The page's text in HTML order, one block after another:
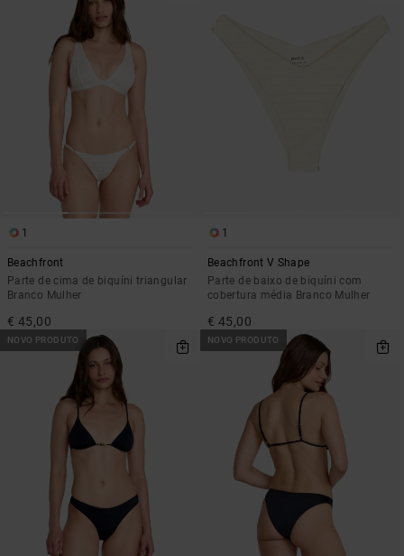
1
Beachfront
Parte de cima de biquíni triangular
Branco Mulher
€ 45,00
1
Beachfront V Shape
Parte de baixo de biquíni com
cobertura média Branco Mulher
€ 45,00
NOVO PRODUTO NOVO PRODUTO